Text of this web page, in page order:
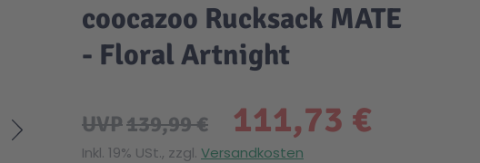
coocazoo Rucksack MATE
- Floral Artnight
111,73 €
UVP139,99 €
Inkl. 19% USt., zzgl. Versandkosten